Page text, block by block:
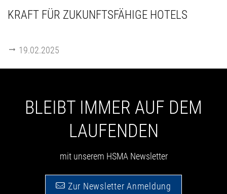
KRAFT FÜR ZUKUNFTSFÄHIGE HOTELS
19.02.2025
BLEIBT IMMER AUF DEM
LAUFENDEN
mit unserem HSMA Newsletter
Zur Newsletter Anmeldung